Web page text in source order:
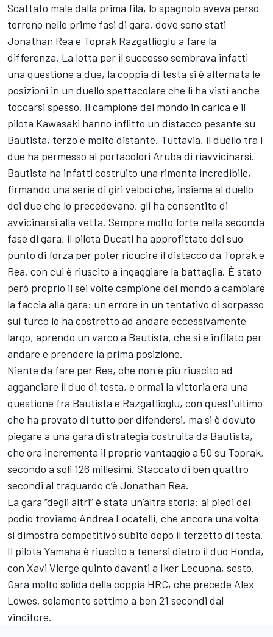
Scattato male dalla prima fila, lo spagnolo aveva perso
terreno nelle prime fasi di gara, dove sono stati
Jonathan Rea e Toprak Razgatlioglu a fare la
differenza. La lotta per il successo sembrava infatti
una questione a due, la coppia di testa si è alternata le
posizioni in un duello spettacolare che li ha visti anche
toccarsi spesso. Il campione del mondo in carica e il
pilota Kawasaki hanno inflitto un distacco pesante su
Bautista, terzo e molto distante. Tuttavia, il duello tra i
due ha permesso al portacolori Aruba di riavvicinarsi.
Bautista ha infatti costruito una rimonta incredibile,
firmando una serie di giri veloci che, insieme al duello
dei due che lo precedevano, gli ha consentito di
avvicinarsi alla vetta. Sempre molto forte nella seconda
fase di gara, il pilota Ducati ha approfittato del suo
punto di forza per poter ricucire il distacco da Toprak e
Rea, con cui è riuscito a ingaggiare la battaglia. È stato
però proprio il sei volte campione del mondo a cambiare
la faccia alla gara: un errore in un tentativo di sorpasso
sul turco lo ha costretto ad andare eccessivamente
largo, aprendo un varco a Bautista, che si è infilato per
andare e prendere la prima posizione.
Niente da fare per Rea, che non è più riuscito ad
agganciare il duo di testa, e ormai la vittoria era una
questione fra Bautista e Razgatlioglu, con quest’ultimo
che ha provato di tutto per difendersi, ma si è dovuto
piegare a una gara di strategia costruita da Bautista,
che ora incrementa il proprio vantaggio a 50 su Toprak,
secondo a soli 126 millesimi. Staccato di ben quattro
secondi al traguardo c’è Jonathan Rea.
La gara “degli altri” è stata un’altra storia: ai piedi del
podio troviamo Andrea Locatelli, che ancora una volta
si dimostra competitivo subito dopo il terzetto di testa.
Il pilota Yamaha è riuscito a tenersi dietro il duo Honda,
con Xavi Vierge quinto davanti a Iker Lecuona, sesto.
Gara molto solida della coppia HRC, che precede Alex
Lowes, solamente settimo a ben 21 secondi dal
vincitore.